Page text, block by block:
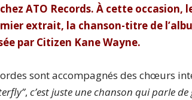
ATO Records.À cette occasion,
extrait, la chanson-titre de
par Citizen Kane Wayne.
sont accompagnés des chœurs
, c’est juste une chanson qui parle